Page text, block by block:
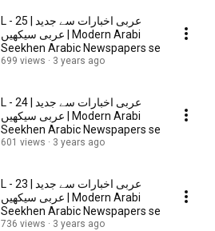
L - 25 | عربی اخبارات سے جديد
عربی سیکھیں | Modern Arabi
Seekhen Arabic Newspapers se
699 views 3 years ago
L - 24 | عربی اخبارات سے جديد
عربی سیکھیں | Modern Arabi
Seekhen Arabic Newspapers se
601 views 3 years ago
L - 23 | عربی اخبارات سے جديد
عربی سیکھیں | Modern Arabi
Seekhen Arabic Newspapers se
736 views 3 years ago